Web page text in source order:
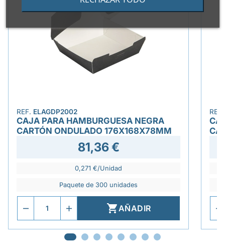
REF. ELAGDP2002
CAJA PARA HAMBURGUESA NEGRA
CARTÓN ONDULADO 176X168X78MM
81,36 €
0,271 €/Unidad
Paquete de 300 unidades
AÑADIR